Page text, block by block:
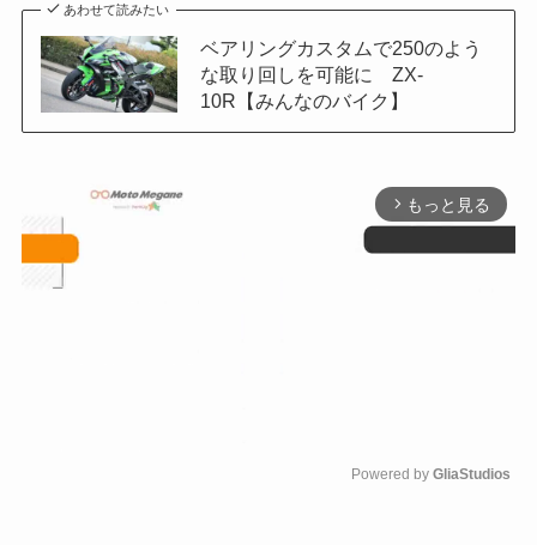
あわせて読みたい
ベアリングカスタムで250のよう
な取り回しを可能に ZX-
10R【みんなのバイク】
arrow_forward_ios もっと見る
Powered by GliaStudios